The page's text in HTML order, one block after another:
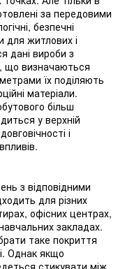
за передовими
безпечні
для житлових і
дані вироби з
що визначаються
їх поділяють
матеріали.
більш
у верхній
і
з відповідними
для різних
офісних центрах,
закладах.
таке покриття
Однак якщо
стикувати між